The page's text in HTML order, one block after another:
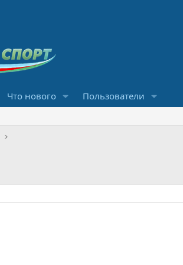
Что нового Пользователи